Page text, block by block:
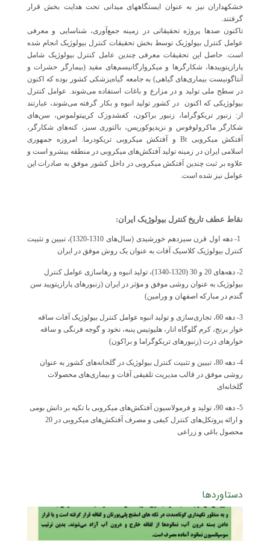
خشکه‏داران نیز به عنوان ایستگاه‏های میدانی تحت هدایت بخش قرار
گرفتند.
تاکنون صدها پروژه تحقیقاتی در زمینه جمع‌آوری، شناسایی و معرفی
عوامل کنترل بیولوژیک توسط بخش تحقیقات کنترل بیولوژیک انجام شده
است. حاصل این تحقیقات معرفی چندین عامل کنترل بیولوژیک شامل
پارازیتوییدها، شکارگرها و میکروارگانیسم‌های مفید (بیمارگر حشرات و
آنتاگونیست بیماری‌های گیاهی) به جامعه گیاه‌پزشکی کشور بوده که اکنون
در سطح ملی تولید و در مزارع و باغات استفاده می‌شوند. عوامل کنترل
بیولوژیکی که اکنون در کشور تولید انبوه و بکار گرفته می‌شوند، عبارتند
از: زنبور تریکوگراما، زنبور براکون، کفشدوزک کریپتولموس، سن‌های
شکارگر ماکرولوفوس و نزیدیوکوریس، بالتوری سبز، کنه‌های شکارگر،
آفتکش میکروبی Bt و آفتکش میکروبی تریکودرما. امروزه جمهوری
اسلامی ایران در زمینه تولید آفتکش‌های میکروبی در منطقه پیشرو است و
علاوه بر ثبت چندین آفتکش میکروبی در داخل کشور موفق به صادرات این
عوامل نیز شده است.
نقاط عطف تاریخ کنترل بیولوژیک ایران:
1- دهه اول قرن سیزدهم خورشیدی (سال‌های 1310-1320)، تبیین و تثبیت
کنترل بیولوژیک کلاسیک آفات به عنوان یک روش موفق در ایران
2- دهه‌های 20 و 30 (1320-1340)، تولید انبوه و رهاسازی عوامل کنترل
بیولوژیک به عنوان روشی موفق و مؤثر در ایران (زنبورهای پارازیتویید سن
گندم در مبارکه اصفهان و ورامین)
3- دهه 60، تجاری‌سازی و تولید انبوه عوامل کنترل بیولوژیک آفات ساقه
خوار برنج، کرم گلوگاه انار، هلیوتیس پنبه، نخود و گوجه فرنگی و ساقه
خوارهای ذرت (زنبورهای تریکوگراما و براکون)
4- دهه 80، تبیین و تثبیت کنترل بیولوژیک در گلخانه‌های کشور به عنوان
روشی موفق در قالب مدیریت تلفیقی آفات و بیماری‌های محصولات
گلخانه‌ای
5- دهه 90، تولید و فرمولاسیون آفتکش‌های میکروبی با تکیه بر دانش بومی
و ارائه پروتکل‌های کنترل کیفی و مصرف آفتکش‌های میکروبی در 20
محصول باغی و زراعی
دستاوردها